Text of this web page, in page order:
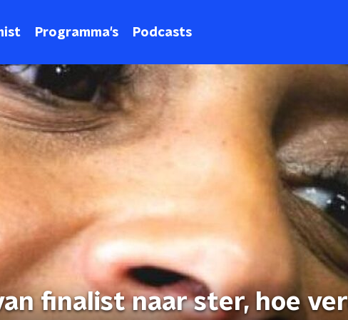
Programma's Podcasts
finalist naar ster, hoe